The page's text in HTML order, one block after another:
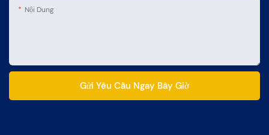
Nội Dung
Gửi Yêu Cầu Ngay Bây Giờ